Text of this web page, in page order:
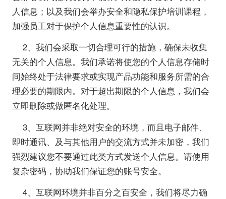
人信息；以及我们会举办安全和隐私保护培训课程，
加强员工对于保护个人信息重要性的认识。
2、我们会采取一切合理可行的措施，确保未收集
无关的个人信息。我们承诺将使您的个人信息存储时
间始终处于法律要求或实现产品功能和服务所需的合
理必要的期限内。对于超出期限的个人信息，我们会
立即删除或做匿名化处理。
3、互联网并非绝对安全的环境，而且电子邮件、
即时通讯、及与其他用户的交流方式并未加密，我们
强烈建议您不要通过此类方式发送个人信息。请使用
复杂密码，协助我们保证您的账号安全。
4、互联网环境并非百分之百安全，我们将尽力确